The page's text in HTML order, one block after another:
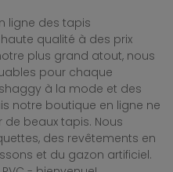
ligne des tapis
qualité à des prix
plus grand atout, nous
pour chaque
à la mode et des
notre boutique en ligne ne
beaux tapis. Nous
des revêtements en
et du gazon artificiel.